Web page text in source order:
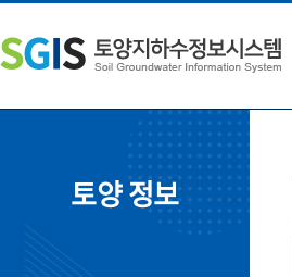
문
내
용
쪽
메
뉴
단
주
소
토양 정보